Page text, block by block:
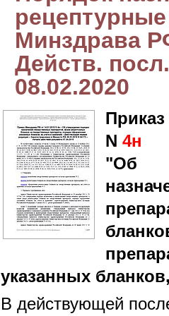
Минздрава
Действ.
08.02.2020
N 4н
"Об
указанных
В действующей